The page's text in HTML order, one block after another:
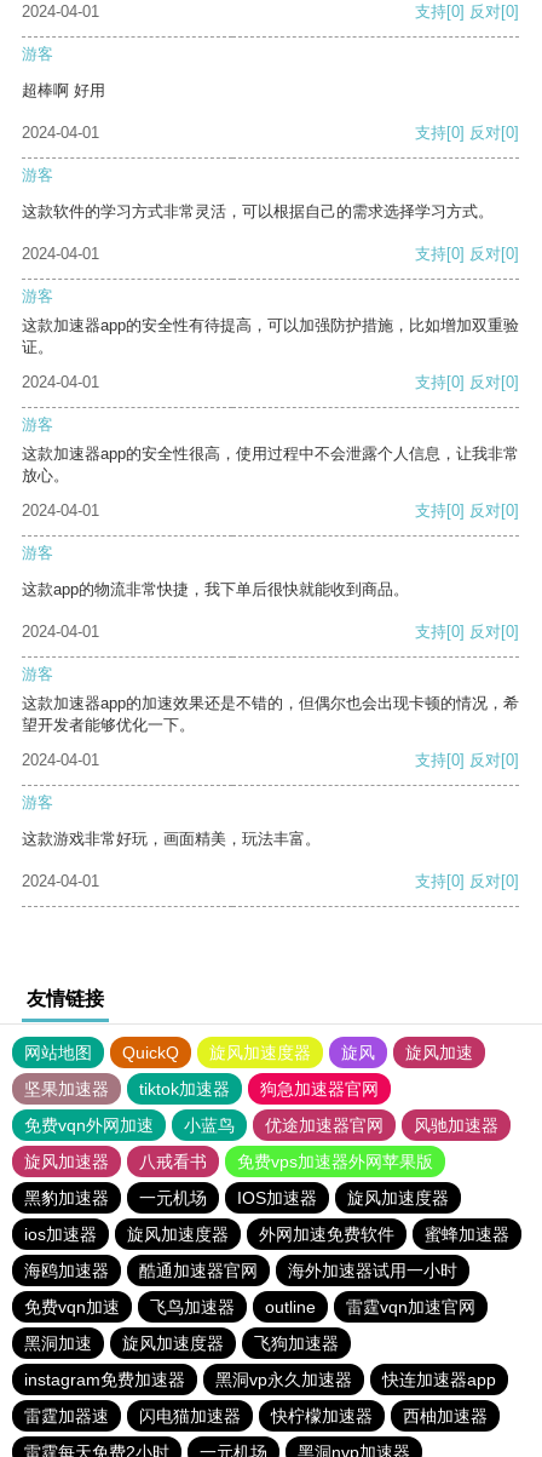
2024-04-01 支持[0] 反对[0]
游客
超棒啊 好用
2024-04-01 支持[0] 反对[0]
游客
这款软件的学习方式非常灵活，可以根据自己的需求选择学习方式。
2024-04-01 支持[0] 反对[0]
游客
这款加速器app的安全性有待提高，可以加强防护措施，比如增加双重验
证。
2024-04-01
支持[0] 反对[0]
游客
这款加速器app的安全性很高，使用过程中不会泄露个人信息，让我非常
放心。
2024-04-01
支持[0] 反对[0]
游客
这款app的物流非常快捷，我下单后很快就能收到商品。
2024-04-01 支持[0] 反对[0]
游客
这款加速器app的加速效果还是不错的，但偶尔也会出现卡顿的情况，希
望开发者能够优化一下。
2024-04-01
支持[0] 反对[0]
游客
这款游戏非常好玩，画面精美，玩法丰富。
2024-04-01 支持[0] 反对[0]
友情链接
网站地图 QuickQ 旋风加速度器 旋风
旋风加速
坚果加速器
tiktok加速器
狗急加速器官网
免费vqn外网加速
小蓝鸟 优途加速器官网
风驰加速器
旋风加速器
八戒看书
免费vps加速器外网苹果版
黑豹加速器
一元机场 IOS加速器
旋风加速度器
ios加速器
旋风加速度器 外网加速免费软件
蜜蜂加速器
海鸥加速器
酷通加速器官网
海外加速器试用一小时
免费vqn加速
飞鸟加速器 outline
雷霆vqn加速官网
黑洞加速
旋风加速度器
飞狗加速器
instagram免费加速器
黑洞vp永久加速器
快连加速器app
雷霆加器速
闪电猫加速器 快柠檬加速器
西柚加速器
雷霆每天免费2小时
一元机场 黑洞nvp加速器